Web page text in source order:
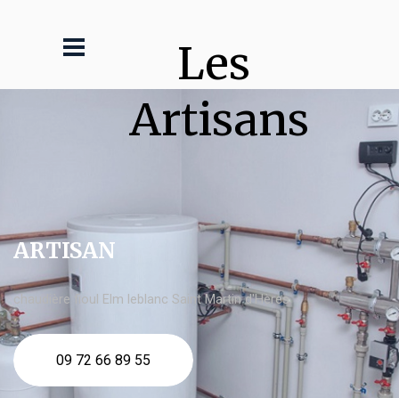
Les
Artisans
ARTISAN
chaudière fioul Elm leblanc Saint Martin d'Hères
09 72 66 89 55